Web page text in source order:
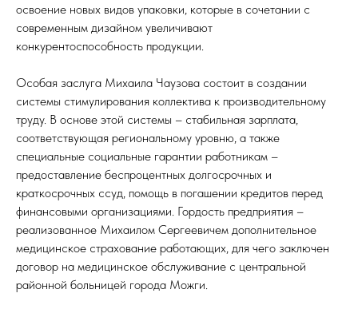
освоение новых видов упаковки, которые в сочетании с
современным дизайном увеличивают
конкурентоспособность продукции.
Особая заслуга Михаила Чаузова состоит в создании
системы стимулирования коллектива к производительному
труду. В основе этой системы – стабильная зарплата,
соответствующая региональному уровню, а также
специальные социальные гарантии работникам –
предоставление беспроцентных долгосрочных и
краткосрочных ссуд, помощь в погашении кредитов перед
финансовыми организациями. Гордость предприятия –
реализованное Михаилом Сергеевичем дополнительное
медицинское страхование работающих, для чего заключен
договор на медицинское обслуживание с центральной
районной больницей города Можги.